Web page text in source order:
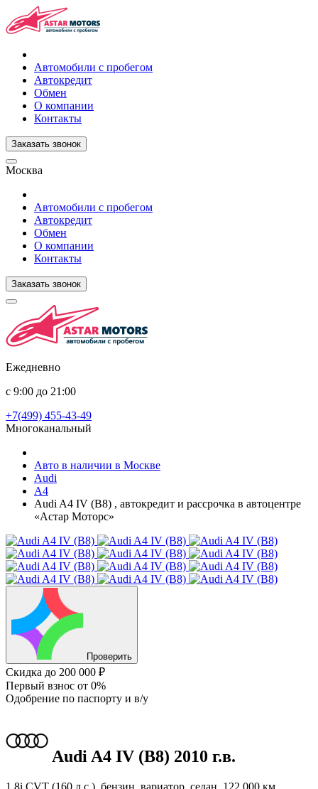
Автомобили с пробегом
Автокредит
Обмен
О компании
Контакты
Заказать звонок
Москва
Автомобили с пробегом
Автокредит
Обмен
О компании
Контакты
Заказать звонок
Ежедневно
с 9:00 до 21:00
+7(499) 455-43-49
Многоканальный
Авто в наличии в Москве
Audi
A4
Audi A4 IV (B8) , автокредит и рассрочка в автоцентре
«Астар Моторс»
Проверить
Скидка до 200 000 ₽
Первый взнос от 0%
Одобрение по паспорту и в/у
Audi A4 IV (B8) 2010 г.в.
1.8i CVT (160 л.с.), бензин, вариатор, седан, 122 000 км,